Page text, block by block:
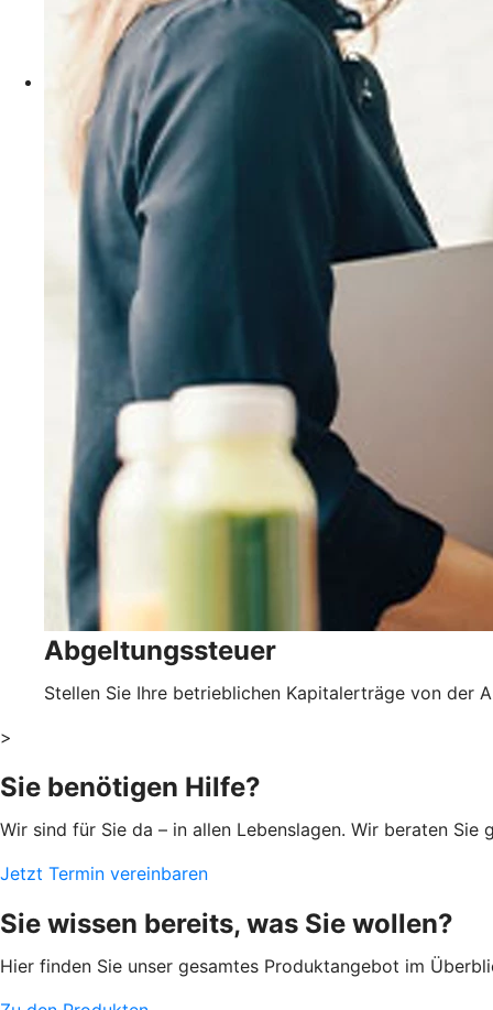
Abgeltungssteuer
Stellen Sie Ihre betrieblichen Kapitalerträge von der
>
Sie benötigen Hilfe?
Wir sind für Sie da – in allen Lebenslagen. Wir beraten
Jetzt Termin vereinbaren
Sie wissen bereits, was Sie wollen?
Hier finden Sie unser gesamtes Produktangebot im